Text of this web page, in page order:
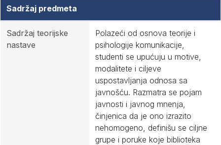
Sadržaj predmeta
Sadržaj teorijske
nastave
Polazeći od osnova teorije i
psihologije komunikacije,
studenti se upućuju u motive,
modalitete i ciljeve
uspostavljanja odnosa sa
javnošću. Razmatra se pojam
javnosti i javnog mnenja,
činjenica da je ono izrazito
nehomogeno, definišu se ciljne
grupe i poruke koje biblioteka